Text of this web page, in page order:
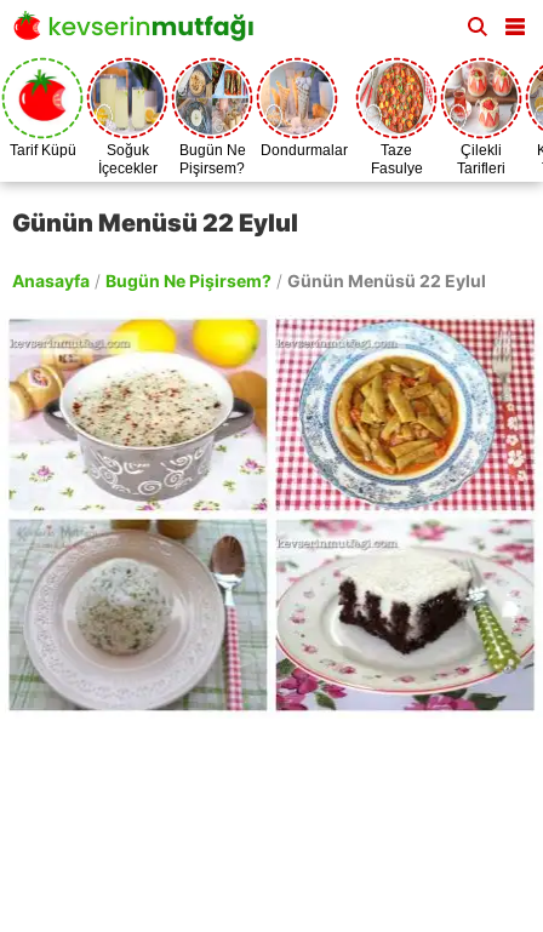
Tarif Küpü
Soğuk
İçecekler
Bugün Ne
Pişirsem?
Dondurmalar
Taze
Fasulye
Zamanı
Çilekli
Tarifleri
Günün Menüsü 22 Eylul
Anasayfa / Bugün Ne Pişirsem? / Günün Menüsü 22 Eylul